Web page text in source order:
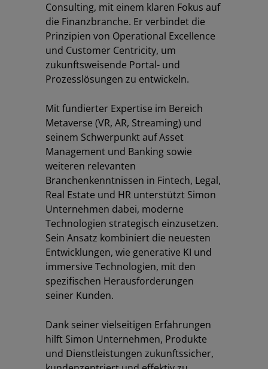
Consulting, mit einem klaren Fokus auf
die Finanzbranche. Er verbindet die
Prinzipien von Operational Excellence
und Customer Centricity, um
zukunftsweisende Portal- und
Prozesslösungen zu entwickeln.
Mit fundierter Expertise im Bereich
Metaverse (VR, AR, Streaming) und
seinem Schwerpunkt auf Asset
Management und Banking sowie
weiteren relevanten
Branchenkenntnissen in Fintech, Legal,
Real Estate und HR unterstützt Simon
Unternehmen dabei, moderne
Technologien strategisch einzusetzen.
Sein Ansatz kombiniert die neuesten
Entwicklungen, wie generative KI und
immersive Technologien, mit den
spezifischen Herausforderungen
seiner Kunden.
Dank seiner vielseitigen Erfahrungen
hilft Simon Unternehmen, Produkte
und Dienstleistungen zukunftssicher,